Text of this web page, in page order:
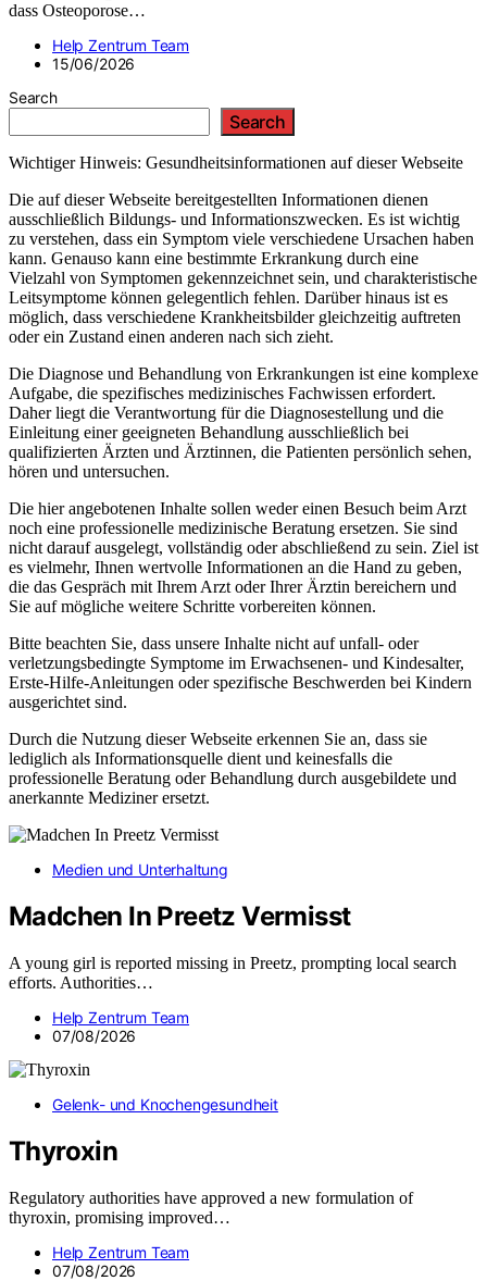
dass Osteoporose…
Help Zentrum Team
15/06/2026
Search
Search
Wichtiger Hinweis: Gesundheitsinformationen auf dieser Webseite
Die auf dieser Webseite bereitgestellten Informationen dienen
ausschließlich Bildungs- und Informationszwecken. Es ist wichtig
zu verstehen, dass ein Symptom viele verschiedene Ursachen haben
kann. Genauso kann eine bestimmte Erkrankung durch eine
Vielzahl von Symptomen gekennzeichnet sein, und charakteristische
Leitsymptome können gelegentlich fehlen. Darüber hinaus ist es
möglich, dass verschiedene Krankheitsbilder gleichzeitig auftreten
oder ein Zustand einen anderen nach sich zieht.
Die Diagnose und Behandlung von Erkrankungen ist eine komplexe
Aufgabe, die spezifisches medizinisches Fachwissen erfordert.
Daher liegt die Verantwortung für die Diagnosestellung und die
Einleitung einer geeigneten Behandlung ausschließlich bei
qualifizierten Ärzten und Ärztinnen, die Patienten persönlich sehen,
hören und untersuchen.
Die hier angebotenen Inhalte sollen weder einen Besuch beim Arzt
noch eine professionelle medizinische Beratung ersetzen. Sie sind
nicht darauf ausgelegt, vollständig oder abschließend zu sein. Ziel ist
es vielmehr, Ihnen wertvolle Informationen an die Hand zu geben,
die das Gespräch mit Ihrem Arzt oder Ihrer Ärztin bereichern und
Sie auf mögliche weitere Schritte vorbereiten können.
Bitte beachten Sie, dass unsere Inhalte nicht auf unfall- oder
verletzungsbedingte Symptome im Erwachsenen- und Kindesalter,
Erste-Hilfe-Anleitungen oder spezifische Beschwerden bei Kindern
ausgerichtet sind.
Durch die Nutzung dieser Webseite erkennen Sie an, dass sie
lediglich als Informationsquelle dient und keinesfalls die
professionelle Beratung oder Behandlung durch ausgebildete und
anerkannte Mediziner ersetzt.
Medien und Unterhaltung
Madchen In Preetz Vermisst
A young girl is reported missing in Preetz, prompting local search
efforts. Authorities…
Help Zentrum Team
07/08/2026
Gelenk- und Knochengesundheit
Thyroxin
Regulatory authorities have approved a new formulation of
thyroxin, promising improved…
Help Zentrum Team
07/08/2026